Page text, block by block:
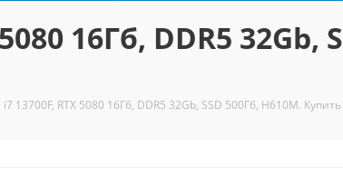
16Гб, DDR5 32Gb,
13700F, RTX 5080 16Гб, DDR5 32Gb, SSD 500Гб, H610M.